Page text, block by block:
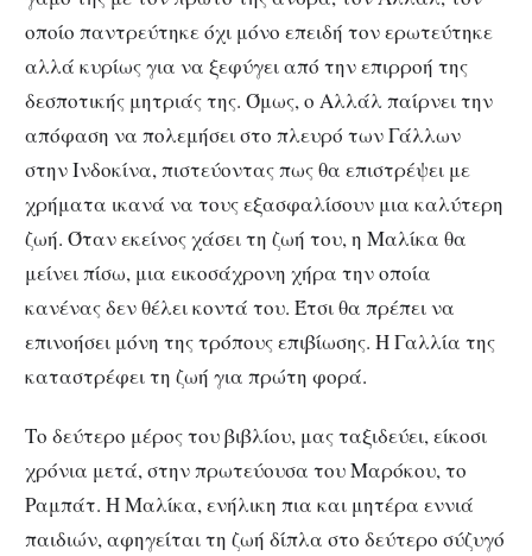
οποίο παντρεύτηκε όχι μόνο επειδή τον ερωτεύτηκε
αλλά κυρίως για να ξεφύγει από την επιρροή της
δεσποτικής μητριάς της. Όμως, ο Αλλάλ παίρνει την
απόφαση να πολεμήσει στο πλευρό των Γάλλων
στην Ινδοκίνα, πιστεύοντας πως θα επιστρέψει με
χρήματα ικανά να τους εξασφαλίσουν μια καλύτερη
ζωή. Όταν εκείνος χάσει τη ζωή του, η Μαλίκα θα
μείνει πίσω, μια εικοσάχρονη χήρα την οποία
κανένας δεν θέλει κοντά του. Έτσι θα πρέπει να
επινοήσει μόνη της τρόπους επιβίωσης. Η Γαλλία της
καταστρέφει τη ζωή για πρώτη φορά.
Το δεύτερο μέρος του βιβλίου, μας ταξιδεύει, είκοσι
χρόνια μετά, στην πρωτεύουσα του Μαρόκου, το
Ραμπάτ. Η Μαλίκα, ενήλικη πια και μητέρα εννιά
παιδιών, αφηγείται τη ζωή δίπλα στο δεύτερο σύζυγό